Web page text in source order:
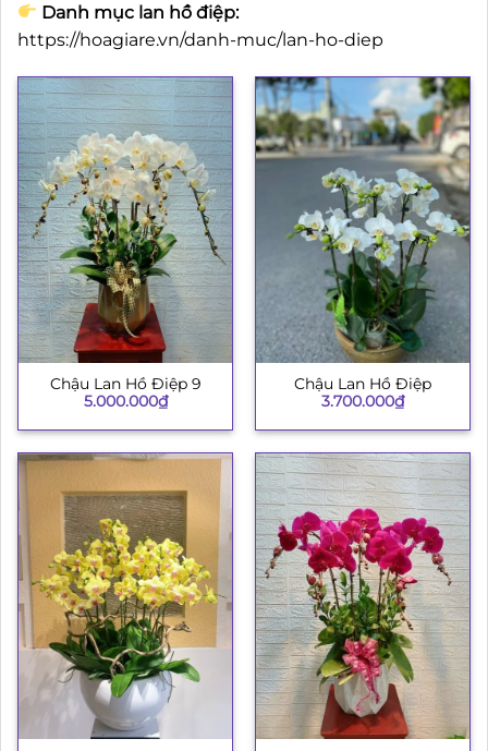
Danh mục lan hồ điệp:
https://hoagiare.vn/danh-muc/lan-ho-diep
Chậu Lan Hồ Điệp 9
5.000.000₫
Chậu Lan Hồ Điệp
3.700.000₫